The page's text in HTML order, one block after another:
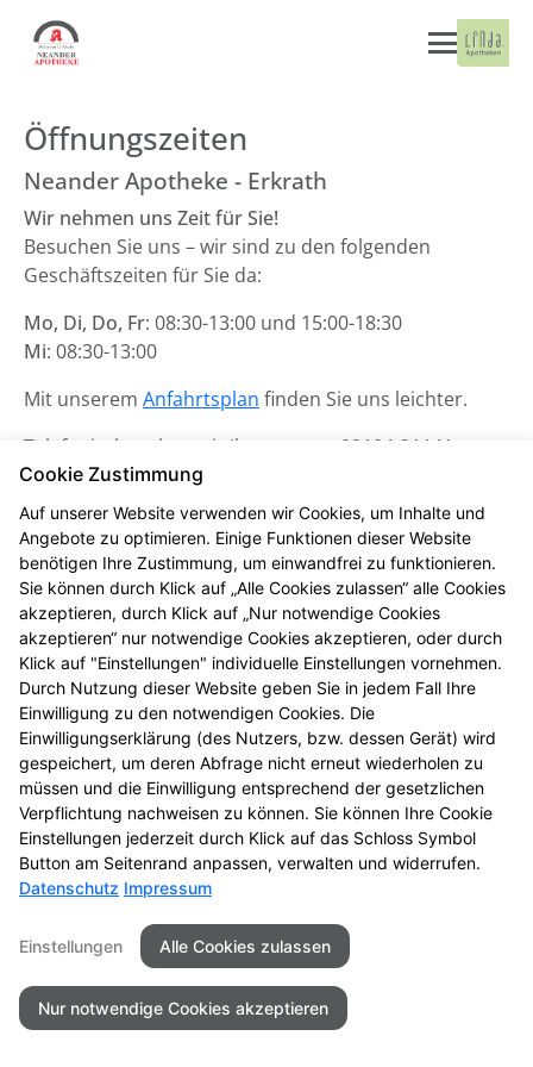
Öffnungszeiten
Neander Apotheke - Erkrath
Wir nehmen uns Zeit für Sie!
Besuchen Sie uns – wir sind zu den folgenden
Geschäftszeiten für Sie da:
Mo, Di, Do, Fr: 08:30-13:00 und 15:00-18:30
Mi: 08:30-13:00
Mit unserem Anfahrtsplan finden Sie uns leichter.
Telefonisch stehen wir Ihnen unter 02104-31141
Verfügung.
Unsere Notdienste finden Sie hier.
Seitenübersicht Kontakt
Impressum
Datenschutz
Barrierefreiheit
© 2026 Neander Apotheke - Erkrath
Cookie Zustimmung
Auf unserer Website verwenden wir Cookies, um Inhalte und
Angebote zu optimieren. Einige Funktionen dieser Website
benötigen Ihre Zustimmung, um einwandfrei zu funktionieren.
Sie können durch Klick auf „Alle Cookies zulassen“ alle Cookies
akzeptieren, durch Klick auf „Nur notwendige Cookies
akzeptieren“ nur notwendige Cookies akzeptieren, oder durch
Klick auf "Einstellungen" individuelle Einstellungen vornehmen.
Durch Nutzung dieser Website geben Sie in jedem Fall Ihre
Einwilligung zu den notwendigen Cookies. Die
Einwilligungserklärung (des Nutzers, bzw. dessen Gerät) wird
gespeichert, um deren Abfrage nicht erneut wiederholen zu
müssen und die Einwilligung entsprechend der gesetzlichen
Verpflichtung nachweisen zu können. Sie können Ihre Cookie
Einstellungen jederzeit durch Klick auf das Schloss Symbol
Button am Seitenrand anpassen, verwalten und widerrufen.
Datenschutz Impressum
Einstellungen Alle Cookies zulassen
Nur notwendige Cookies akzeptieren